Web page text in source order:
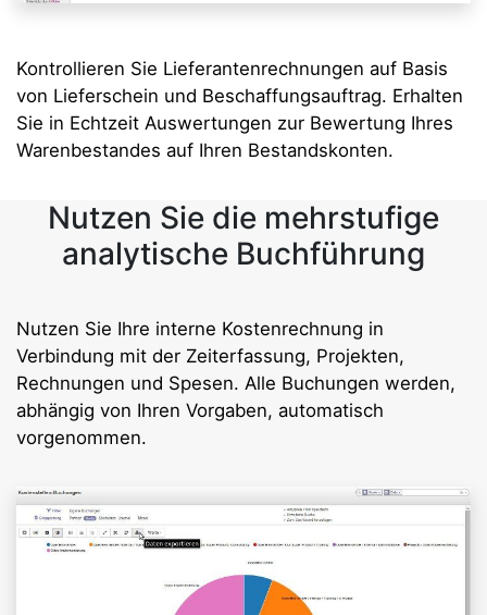
Kontrollieren Sie Lieferantenrechnungen auf Basis
von Lieferschein und Beschaffungsauftrag. Erhalten
Sie in Echtzeit Auswertungen zur Bewertung Ihres
Warenbestandes auf Ihren Bestandskonten.
Nutzen Sie die mehrstufige
analytische Buchführung
Nutzen Sie Ihre interne Kostenrechnung in
Verbindung mit der Zeiterfassung, Projekten,
Rechnungen und Spesen. Alle Buchungen werden,
abhängig von Ihren Vorgaben, automatisch
vorgenommen.